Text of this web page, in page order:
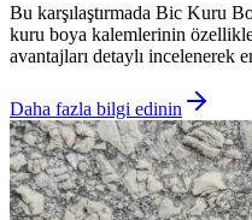
Bu karşılaştırmada Bic Kuru
kuru boya kalemlerinin
avantajları detaylı incelenerek
Daha fazla bilgi edinin